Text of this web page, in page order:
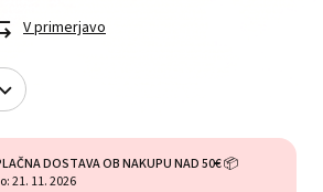
V primerjavo
DOSTAVA OB NAKUPU NAD 50€ 📦
21. 11. 2026